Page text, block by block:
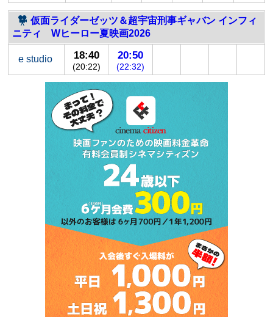
仮面ライダーゼッツ＆超宇宙刑事ギャバン インフィ
ニティ Wヒーロー夏映画2026
e studio 18:40
(20:22)
20:50
(22:32)